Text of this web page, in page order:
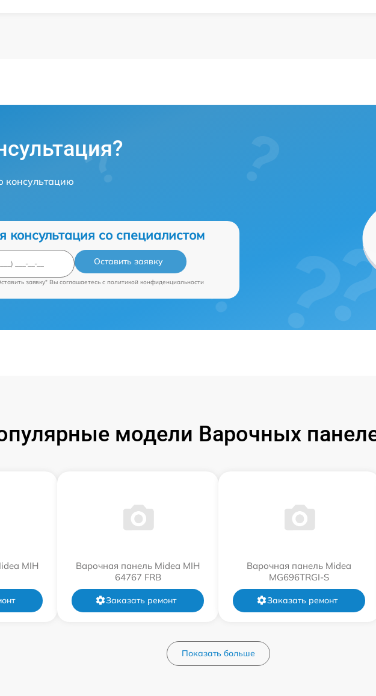
консультацию
консультация со специалистом
Оставить заявку
заявку" Вы соглашаетесь c политикой конфиденциальности
модели Варочных
MIH
Варочная панель Midea MIH
64767 FRB
Заказать ремонт
Варочная панель Midea
MG696TRGI-S
Заказать ремонт
Показать больше